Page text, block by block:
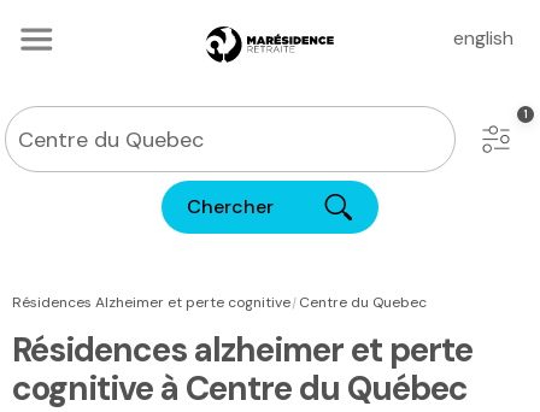
english
Chercher
Résidences Alzheimer et perte cognitive|Centre du Quebec
Résidences alzheimer et perte
cognitive à Centre du Québec